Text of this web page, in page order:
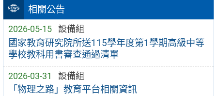
相關公告
2026-05-15 設備組
國家教育研究院所送115學年度第1學期高級中等
學校教科用書審查通過清單
2026-03-31 設備組
「物理之路」教育平台相關資訊